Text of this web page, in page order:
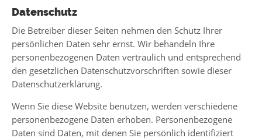
Datenschutz
Die Betreiber dieser Seiten nehmen den Schutz Ihrer
persönlichen Daten sehr ernst. Wir behandeln Ihre
personenbezogenen Daten vertraulich und entsprechend
den gesetzlichen Datenschutzvorschriften sowie dieser
Datenschutzerklärung.
Wenn Sie diese Website benutzen, werden verschiedene
personenbezogene Daten erhoben. Personenbezogene
Daten sind Daten, mit denen Sie persönlich identifiziert